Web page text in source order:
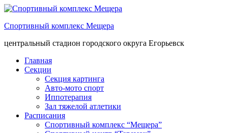
Спортивный комплекс Мещера
центральный стадион городского округа Егорьевск
Главная
Секции
Секция картинга
Авто-мото спорт
Иппотерапия
Зал тяжелой атлетики
Расписания
Спортивный комплекс “Мещера”